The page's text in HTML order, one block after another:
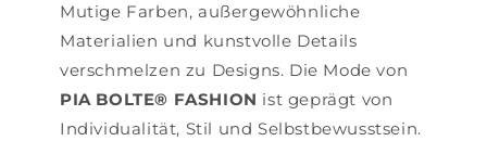
Mutige Farben, außergewöhnliche
Materialien und kunstvolle Details
verschmelzen zu Designs. Die Mode von
PIA BOLTE® FASHION ist geprägt von
Individualität, Stil und Selbstbewusstsein.